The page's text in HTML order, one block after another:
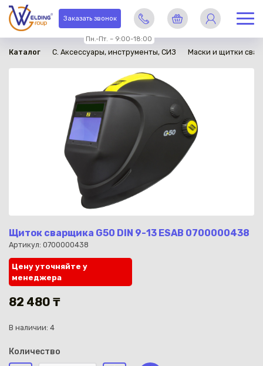
Заказать звонок
Пн.-Пт. – 9:00-18:00
Каталог C. Аксессуары, инструменты, СИЗ Маски и щитки
Щиток сварщика G50 DIN 9-13 ESAB 0700000438
Артикул: 0700000438
в наличии
Цену уточняйте у
менеджера
82 480 ₸
В наличии: 4
Количество